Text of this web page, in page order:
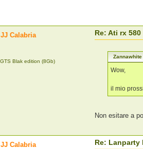
JJ Calabria
Blak edition (8Gb)
Re: Ati rx
Zannawhite
Wow,
il mio
Non esitare a
JJ Calabria Re: Lanparty